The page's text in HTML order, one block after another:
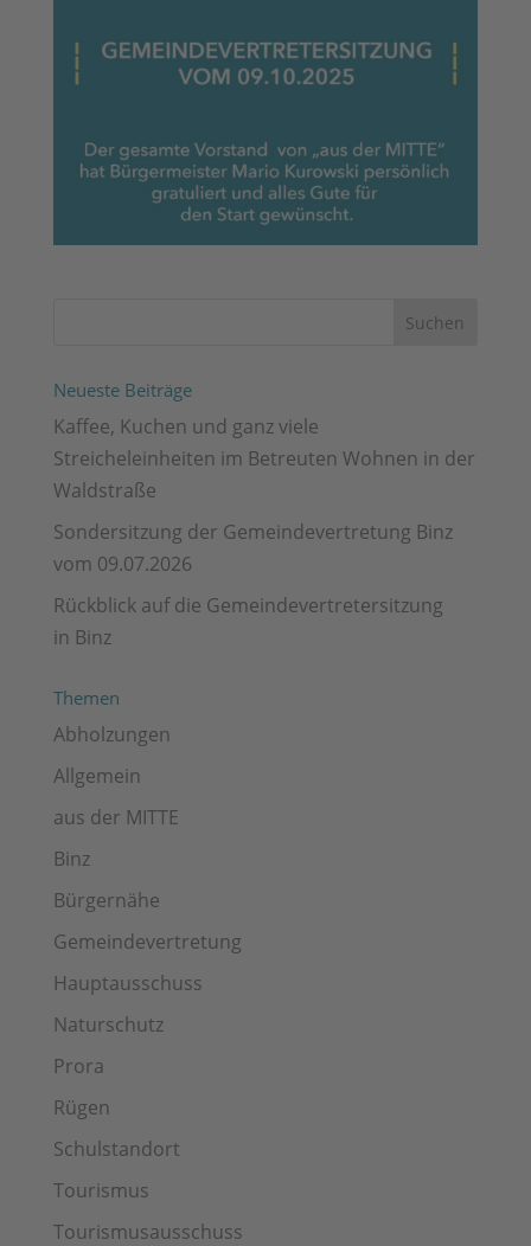
Neueste Beiträge
Kaffee, Kuchen und ganz viele
Streicheleinheiten im Betreuten Wohnen in der
Waldstraße
Sondersitzung der Gemeindevertretung Binz
vom 09.07.2026
Rückblick auf die Gemeindevertretersitzung
in Binz
Themen
Abholzungen
Allgemein
aus der MITTE
Binz
Bürgernähe
Gemeindevertretung
Hauptausschuss
Naturschutz
Prora
Rügen
Schulstandort
Tourismus
Tourismusausschuss